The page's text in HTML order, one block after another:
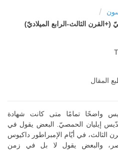
/
الثالث-الرابع الميلاديّ)
المقال
واضحًا تمامًا متى كانت شهادة
إيليان الحمصيّ. البعض يقول في
الثالث، في أيّام الإمبراطور داكيوس
والبعض يقول لا بل في زمن